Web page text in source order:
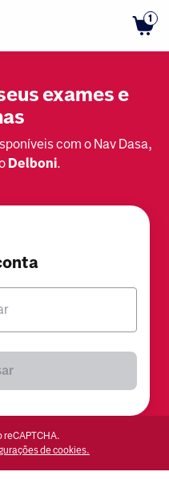
1
exames e
com o Nav Dasa,
Delboni.
de cookies.